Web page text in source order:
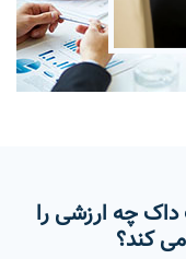
چه ارزشی را
کند؟